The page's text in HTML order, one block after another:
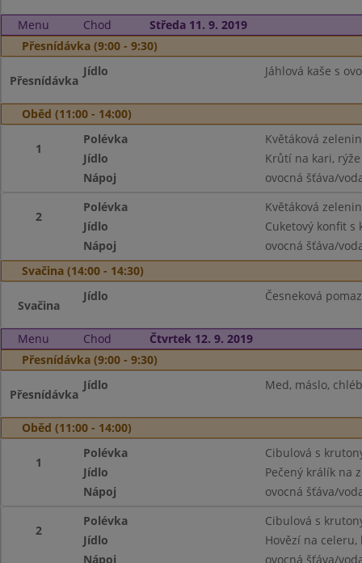
Menu Chod
Středa 11. 9. 2019
Přesnídávka (9:00 - 9:30)
Přesnídávka
Jídlo Jáhlová kaše s
Oběd (11:00 - 14:00)
1
Polévka
Květáková
Jídlo
Krůtí na kari, rýže
Nápoj
ovocná šťáva/
2
Polévka
Květáková
Jídlo
Cuketový konfit s
Nápoj
ovocná šťáva/
Svačina (14:00 - 14:30)
Svačina
Jídlo Česneková
Menu Chod
Čtvrtek 12. 9. 2019
Přesnídávka (9:00 - 9:30)
Přesnídávka
Jídlo Med, máslo,
Oběd (11:00 - 14:00)
1
Polévka
Cibulová s
Jídlo
Pečený králík na
Nápoj
ovocná šťáva/
2
Polévka
Cibulová s
Jídlo
Hovězí na
Nápoj
ovocná šťáva/